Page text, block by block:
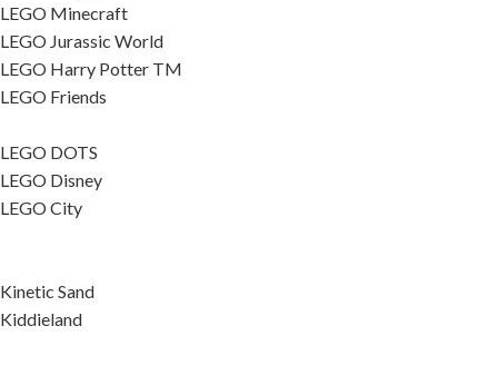
LEGO Minecraft
LEGO Jurassic World
LEGO Harry Potter TM
LEGO Friends
LEGO DOTS
LEGO Disney
LEGO City
Kinetic Sand
Kiddieland